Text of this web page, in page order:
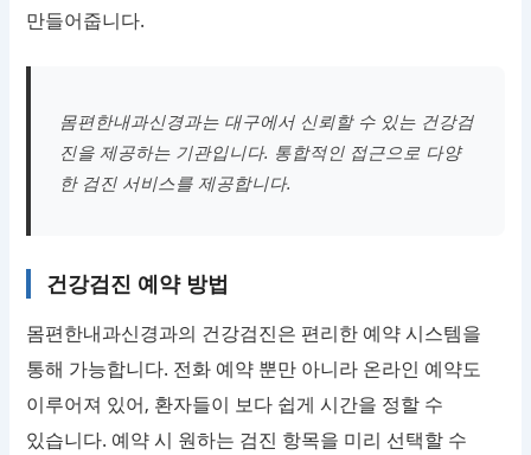
만들어줍니다.
몸편한내과신경과는 대구에서 신뢰할 수 있는 건강검
진을 제공하는 기관입니다. 통합적인 접근으로 다양
한 검진 서비스를 제공합니다.
건강검진 예약 방법
몸편한내과신경과의 건강검진은 편리한 예약 시스템을
통해 가능합니다. 전화 예약 뿐만 아니라 온라인 예약도
이루어져 있어, 환자들이 보다 쉽게 시간을 정할 수
있습니다. 예약 시 원하는 검진 항목을 미리 선택할 수